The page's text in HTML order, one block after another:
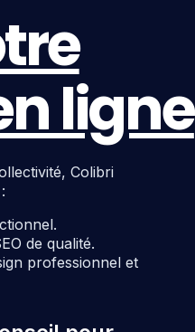
ligne
Colibri
de qualité.
professionnel et